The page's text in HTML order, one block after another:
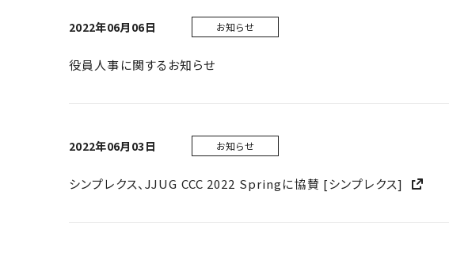
2022年06月06日 お知らせ
役員人事に関するお知らせ
2022年06月03日 お知らせ
シンプレクス、JJUG CCC 2022 Springに協賛 [シンプレクス]